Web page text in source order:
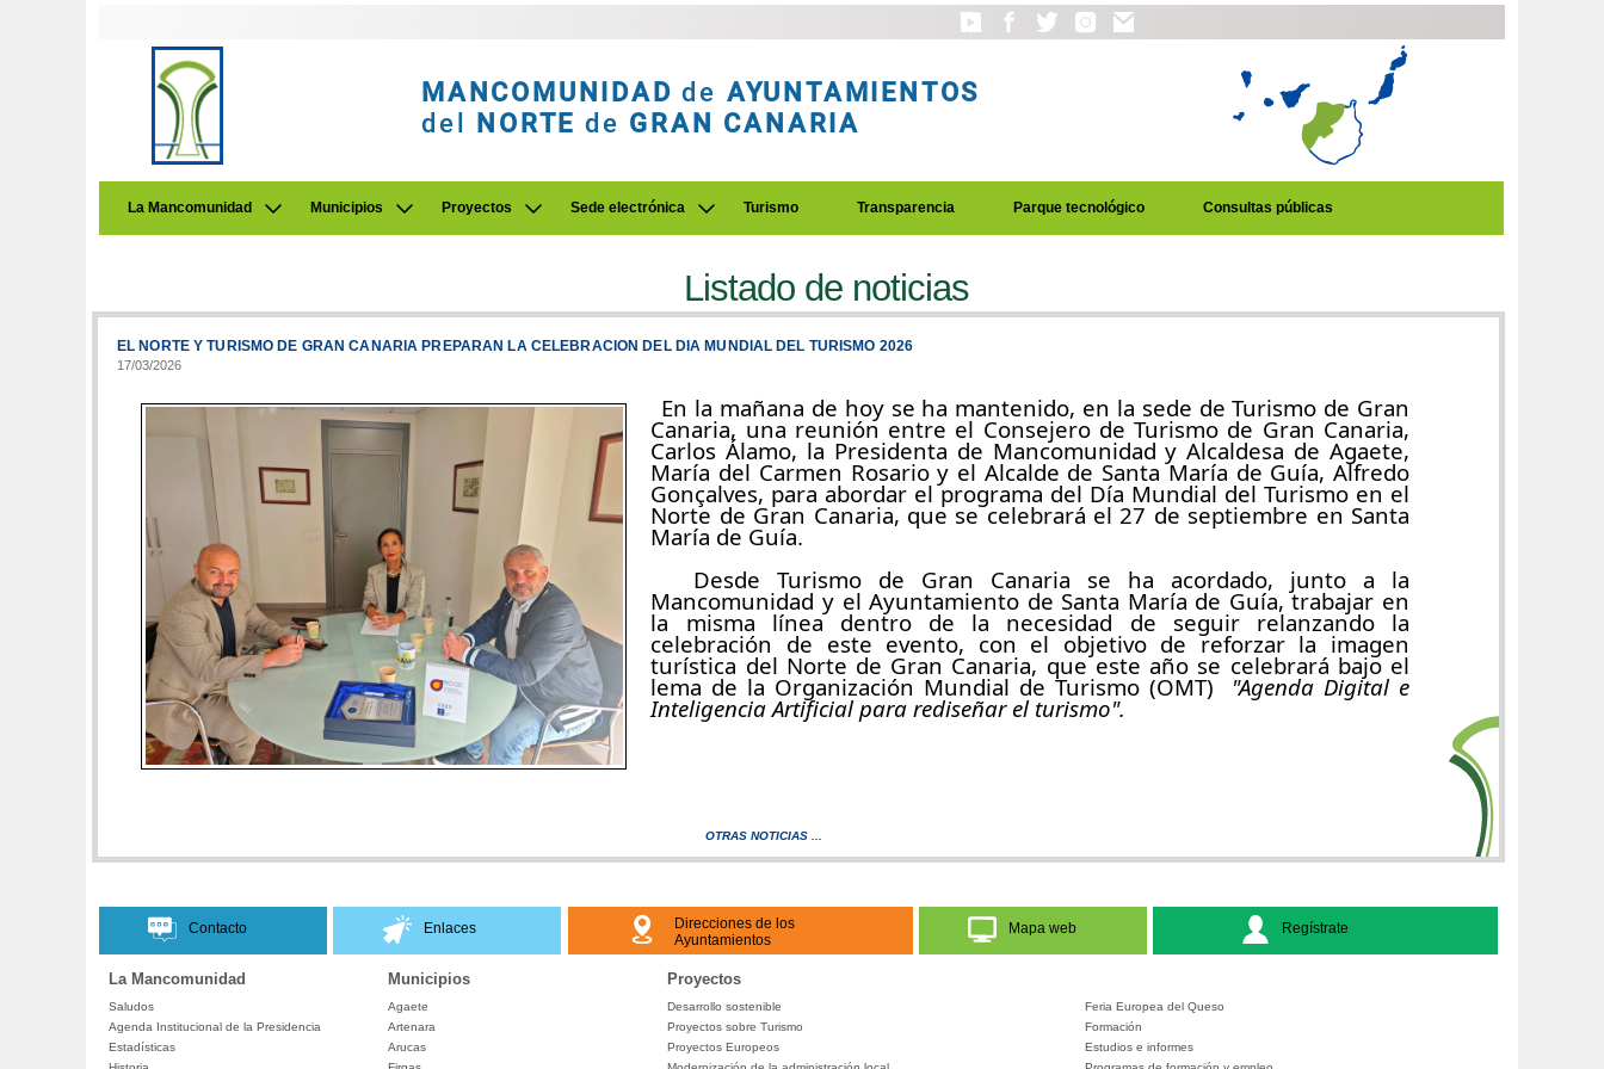
MANCOMUNIDAD de AYUNTAMIENTOS
del NORTE de GRAN CANARIA
La Mancomunidad Municipios Proyectos Sede electrónica Turismo Transparencia Parque tecnológico Consultas públicas
Listado de noticias
EL NORTE Y TURISMO DE GRAN CANARIA PREPARAN LA CELEBRACION DEL DIA MUNDIAL DEL TURISMO 2026
17/03/2026
En la mañana de hoy se ha mantenido, en la sede de Turismo de Gran
Canaria, una reunión entre el Consejero de Turismo de Gran Canaria,
Carlos Álamo, la Presidenta de Mancomunidad y Alcaldesa de Agaete,
María del Carmen Rosario y el Alcalde de Santa María de Guía, Alfredo
Gonçalves, para abordar el programa del Día Mundial del Turismo en el
Norte de Gran Canaria, que se celebrará el 27 de septiembre en Santa
María de Guía.
Desde Turismo de Gran Canaria se ha acordado, junto a la
Mancomunidad y el Ayuntamiento de Santa María de Guía, trabajar en
la misma línea dentro de la necesidad de seguir relanzando la
celebración de este evento, con el objetivo de reforzar la imagen
turística del Norte de Gran Canaria, que este año se celebrará bajo el
lema de la Organización Mundial de Turismo (OMT) "Agenda Digital e
Inteligencia Artificial para rediseñar el turismo".
OTRAS NOTICIAS ...
Contacto Enlaces
Direcciones de los
Ayuntamientos
Mapa web Regístrate
La Mancomunidad Municipios Proyectos
Saludos
Agenda Institucional de la Presidencia
Estadísticas
Agaete
Artenara
Arucas
Desarrollo sostenible
Proyectos sobre Turismo
Proyectos Europeos
Feria Europea del Queso
Formación
Estudios e informes